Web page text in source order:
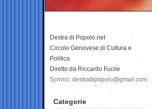
Destra di Popolo.net
Circolo Genovese di Cultura e
Politica
Diretto da Riccardo Fucile
Scrivici: destradipopolo@gmail.com
Categorie